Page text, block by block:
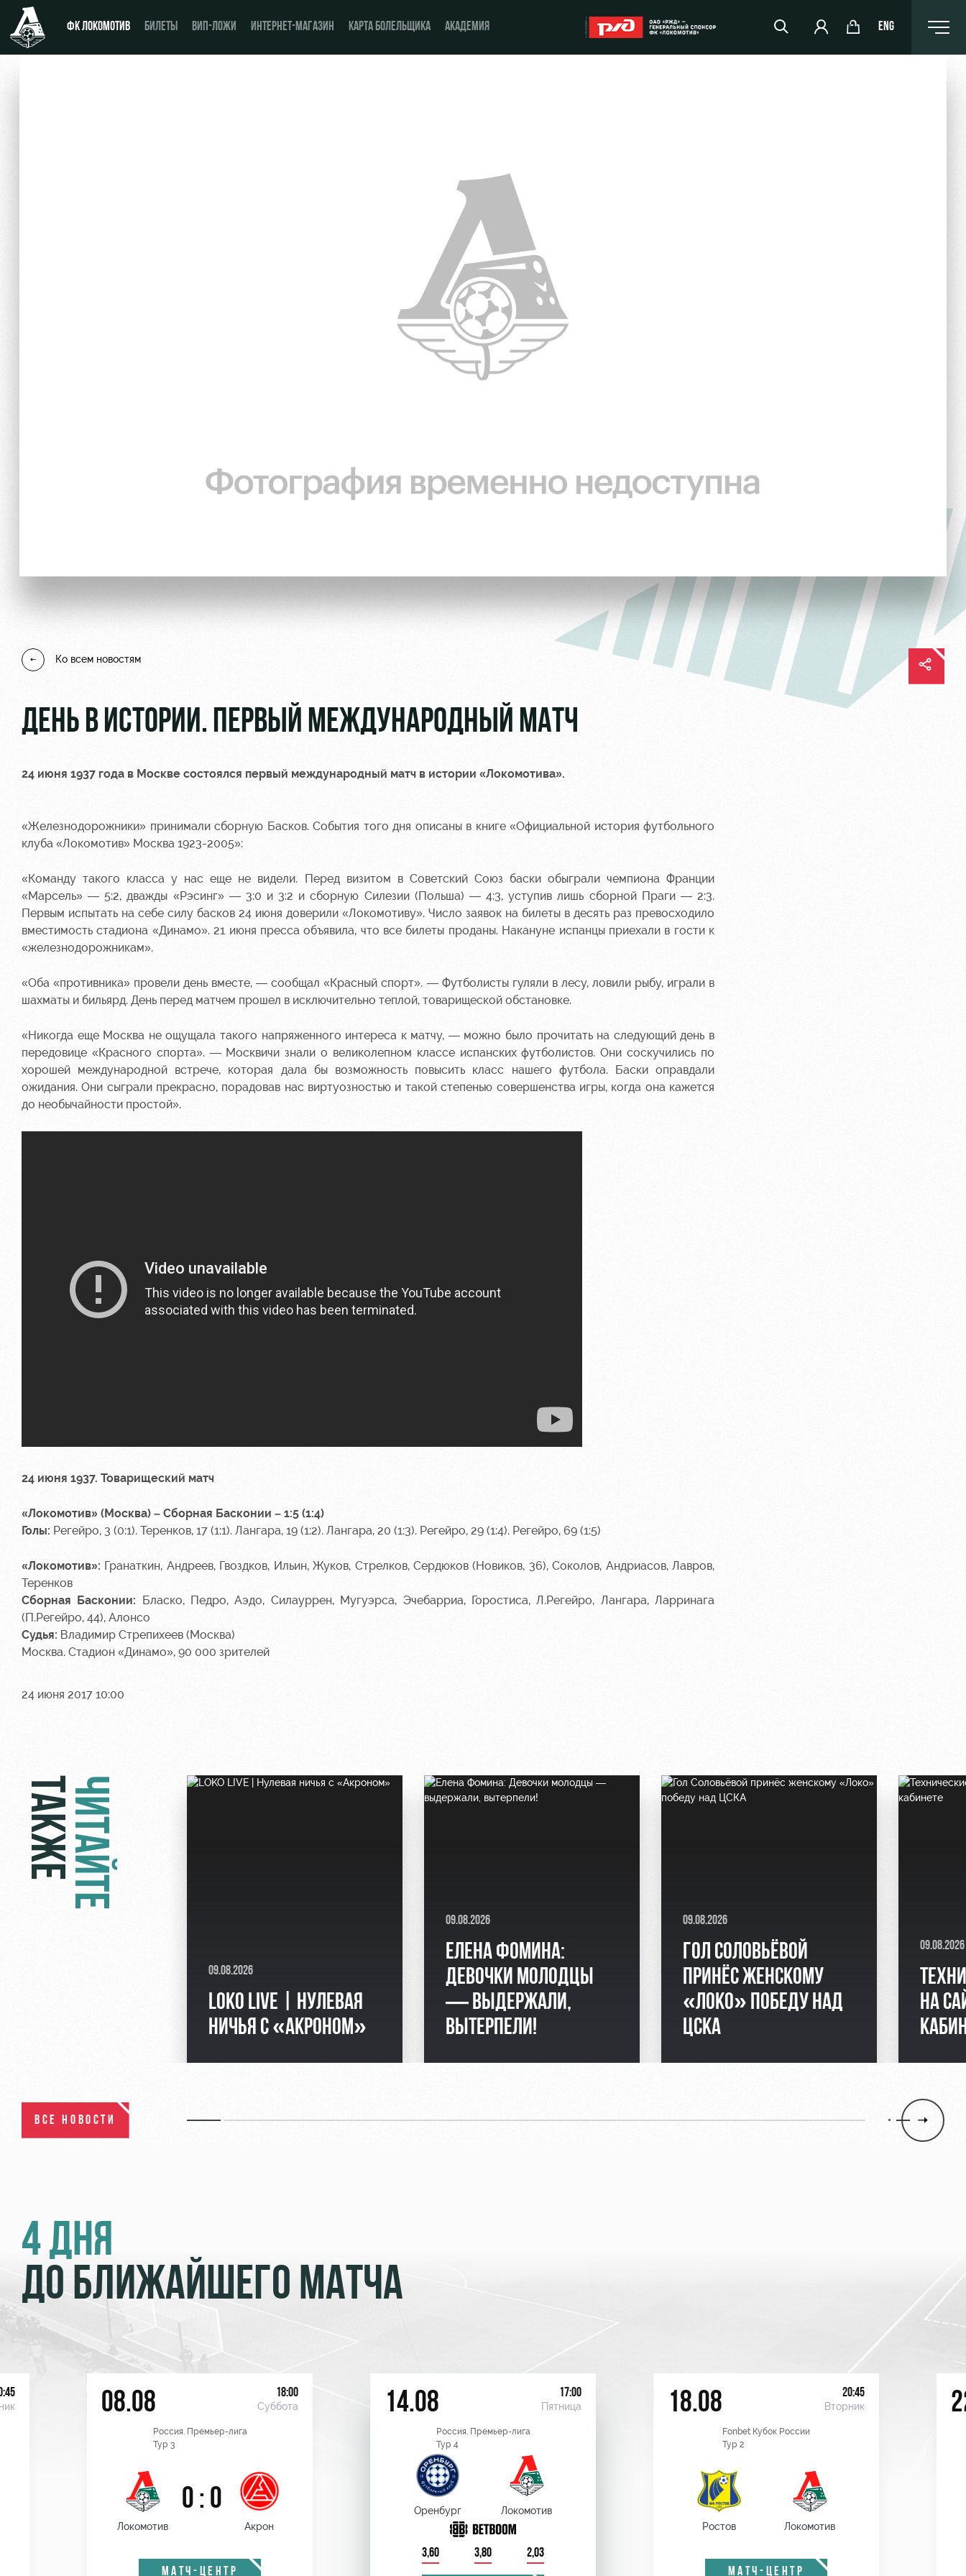
ФК ЛОКОМОТИВ БИЛЕТЫ ВИП-ЛОЖИ ИНТЕРНЕТ-МАГАЗИН КАРТА БОЛЕЛЬЩИКА АКАДЕМИЯ ENG
Антидопинг
Заставки
Программа лояльности
Ко всем новостям
ДЕНЬ В ИСТОРИИ. ПЕРВЫЙ МЕЖДУНАРОДНЫЙ МАТЧ
24 июня 1937 года в Москве состоялся первый международный матч в истории «Локомотива».
«Железнодорожники» принимали сборную Басков. События того дня описаны в книге «Официальной история футбольного
клуба «Локомотив» Москва 1923-2005»:
«Команду такого класса у нас еще не видели. Перед визитом в Советский Союз баски обыграли чемпиона Франции
«Марсель» — 5:2, дважды «Рэсинг» — 3:0 и 3:2 и сборную Силезии (Польша) — 4:3, уступив лишь сборной Праги — 2:3.
Первым испытать на себе силу басков 24 июня доверили «Локомотиву». Число заявок на билеты в десять раз превосходило
вместимость стадиона «Динамо». 21 июня пресса объявила, что все билеты проданы. Накануне испанцы приехали в гости к
«железнодорожникам».
«Оба «противника» провели день вместе, — сообщал «Красный спорт». — Футболисты гуляли в лесу, ловили рыбу, играли в
шахматы и бильярд. День перед матчем прошел в исключительно теплой, товарищеской обстановке.
«Никогда еще Москва не ощущала такого напряженного интереса к матчу, — можно было прочитать на следующий день в
передовице «Красного спорта». — Москвичи знали о великолепном классе испанских футболистов. Они соскучились по
хорошей международной встрече, которая дала бы возможность повысить класс нашего футбола. Баски оправдали
ожидания. Они сыграли прекрасно, порадовав нас виртуозностью и такой степенью совершенства игры, когда она кажется
до необычайности простой».
24 июня 1937. Товарищеский матч
«Локомотив» (Москва) – Сборная Басконии – 1:5 (1:4)
Голы: Регейро, 3 (0:1). Теренков, 17 (1:1). Лангара, 19 (1:2). Лангара, 20 (1:3). Регейро, 29 (1:4). Регейро, 69 (1:5)
«Локомотив»: Гранаткин, Андреев, Гвоздков, Ильин, Жуков, Стрелков, Сердюков (Новиков, 36), Соколов, Андриасов, Лавров,
Теренков
Сборная Басконии: Бласко, Педро, Аэдо, Силауррен, Мугуэрса, Эчебарриа, Горостиса, Л.Регейро, Лангара, Ларринага
(П.Регейро, 44), Алонсо
Судья: Владимир Стрепихеев (Москва)
Москва. Стадион «Динамо», 90 000 зрителей
24 июня 2017 10:00
ЧИТАЙТЕ
ТАКЖЕ
09.08.2026
LOKO LIVE | НУЛЕВАЯ
НИЧЬЯ С «АКРОНОМ»
09.08.2026
ЕЛЕНА ФОМИНА:
ДЕВОЧКИ МОЛОДЦЫ
— ВЫДЕРЖАЛИ,
ВЫТЕРПЕЛИ!
09.08.2026
ГОЛ СОЛОВЬЁВОЙ
ПРИНЁС ЖЕНСКОМУ
«ЛОКО» ПОБЕДУ НАД
ЦСКА
09.08.2026
НА
ВСЕ НОВОСТИ
4 ДНЯ
ДО БЛИЖАЙШЕГО МАТЧА
08.08 18:00
Суббота
Россия. Премьер-лига
Тур 3
Локомотив
0 : 0
Акрон
МАТЧ-ЦЕНТР
14.08 17:00
Пятница
Россия. Премьер-лига
Тур 4
Оренбург Локомотив
3,60 3,80 2,03
18.08 20:45
Вторник
Fonbet Кубок России
Тур 2
Ростов Локомотив
МАТЧ-ЦЕНТР